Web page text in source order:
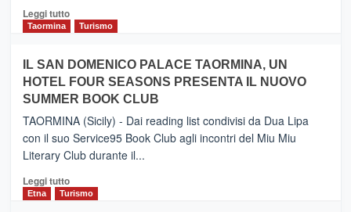
e
Zanzibar
da
Neos
Leggi tuttoLeggi
PIEDIMONTE
ETNEO
–
Meta
turistica
privilegiata
secondo
dati
di
Taormina Turismo
IL SAN DOMENICO PALACE TAORMINA, UN
HOTEL FOUR SEASONS PRESENTA IL NUOVO
SUMMER BOOK CLUB
TAORMINA (Sicily) - Dai reading list condivisi da Dua Lipa
con il suo Service95 Book Club agli incontri del Miu Miu
Literary Club durante il...
Leggi tuttoLeggi
di
Etna Turismo